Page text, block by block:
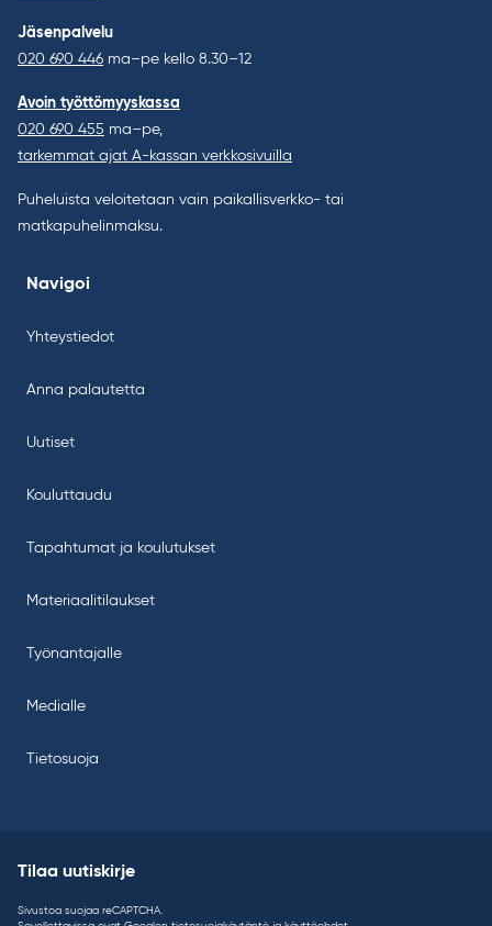
Jäsenpalvelu
020 690 446 ma–pe kello 8.30–12
Avoin työttömyyskassa
020 690 455 ma–pe,
tarkemmat ajat A-kassan verkkosivuilla
Puheluista veloitetaan vain paikallisverkko- tai
matkapuhelinmaksu.
Navigoi
Yhteystiedot
Anna palautetta
Uutiset
Kouluttaudu
Tapahtumat ja koulutukset
Materiaalitilaukset
Työnantajalle
Medialle
Tietosuoja
Tilaa uutiskirje
Sivustoa suojaa reCAPTCHA.